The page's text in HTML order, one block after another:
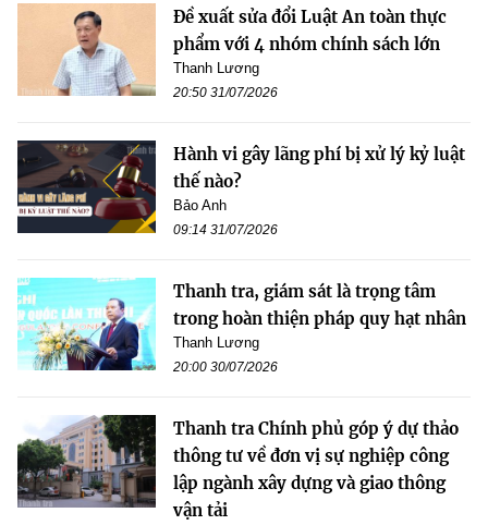
Đề xuất sửa đổi Luật An toàn thực
phẩm với 4 nhóm chính sách lớn
Thanh Lương
20:50 31/07/2026
Hành vi gây lãng phí bị xử lý kỷ luật
thế nào?
Bảo Anh
09:14 31/07/2026
Thanh tra, giám sát là trọng tâm
trong hoàn thiện pháp quy hạt nhân
Thanh Lương
20:00 30/07/2026
Thanh tra Chính phủ góp ý dự thảo
thông tư về đơn vị sự nghiệp công
lập ngành xây dựng và giao thông
vận tải